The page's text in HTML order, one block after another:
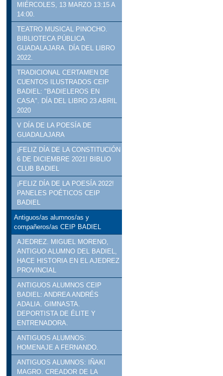
MIÉRCOLES, 13 MARZO 13:15 A
14:00.
TEATRO MUSICAL PINOCHO.
BIBLIOTECA PÚBLICA
GUADALAJARA. DÍA DEL LIBRO
2022.
TRADICIONAL CERTAMEN DE
CUENTOS ILUSTRADOS CEIP
BADIEL: "BADIELEROS EN
CASA". DÍA DEL LIBRO 23 ABRIL
2020
V DÍA DE LA POESÍA DE
GUADALAJARA
¡FELIZ DÍA DE LA CONSTITUCIÓN
6 DE DICIEMBRE 2021! BIBLIO
CLUB BADIEL
¡FELIZ DÍA DE LA POESÍA 2022!
PANELES POÉTICOS CEIP
BADIEL
Antiguos/as alumnos/as y
compañeros/as CEIP BADIEL
AJEDREZ. MIGUEL MORENO,
ANTIGUO ALUMNO DEL BADIEL,
HACE HISTORIA EN EL AJEDREZ
PROVINCIAL
ANTIGUOS ALUMNOS CEIP
BADIEL: ANDREA ANDRÉS
ADALIA. GIMNASTA.
DEPORTISTA DE ÉLITE Y
ENTRENADORA.
ANTIGUOS ALUMNOS:
HOMENAJE A FERNANDO.
ANTIGUOS ALUMNOS: IÑAKI
MAGRO. CREADOR DE LA